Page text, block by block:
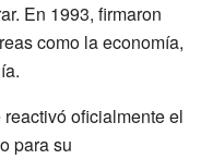
En 1993, firmaron
como la economía,
oficialmente el
para su